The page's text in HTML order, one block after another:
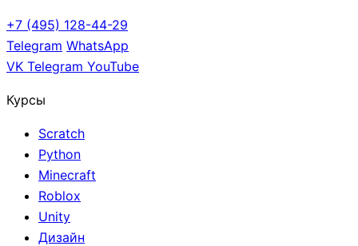
+7 (495) 128-44-29
Telegram WhatsApp
VK Telegram YouTube
Курсы
Scratch
Python
Minecraft
Roblox
Unity
Дизайн